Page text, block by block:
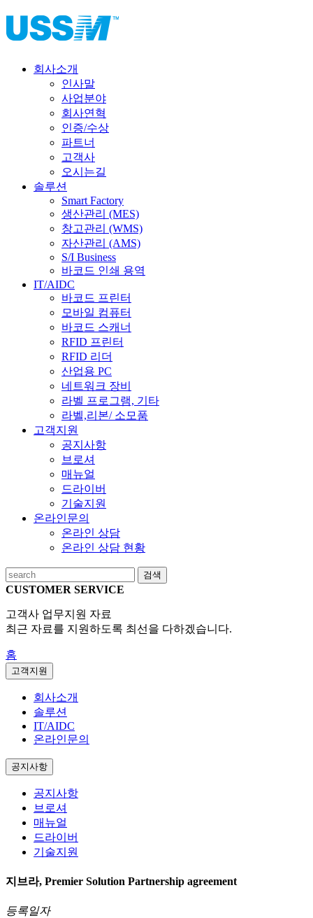
회사소개
인사말
사업분야
회사연혁
인증/수상
파트너
고객사
오시는길
솔루션
Smart Factory
생산관리 (MES)
창고관리 (WMS)
자산관리 (AMS)
S/I Business
바코드 인쇄 용역
IT/AIDC
바코드 프린터
모바일 컴퓨터
바코드 스캐너
RFID 프린터
RFID 리더
산업용 PC
네트워크 장비
라벨 프로그램, 기타
라벨,리본/ 소모품
고객지원
공지사항
브로셔
매뉴얼
드라이버
기술지원
온라인문의
온라인 상담
온라인 상담 현황
검색
CUSTOMER SERVICE
고객사 업무지원 자료
최근 자료를 지원하도록 최선을 다하겠습니다.
홈
고객지원
회사소개
솔루션
IT/AIDC
온라인문의
공지사항
공지사항
브로셔
매뉴얼
드라이버
기술지원
지브라, Premier Solution Partnership agreement
등록일자